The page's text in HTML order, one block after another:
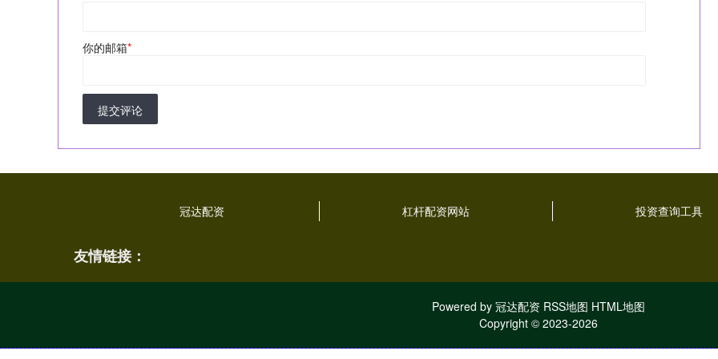
你的邮箱*
提交评论
冠达配资 杠杆配资网站 投资查询工具
友情链接：
Powered by 冠达配资 RSS地图 HTML地图
Copyright © 2023-2026